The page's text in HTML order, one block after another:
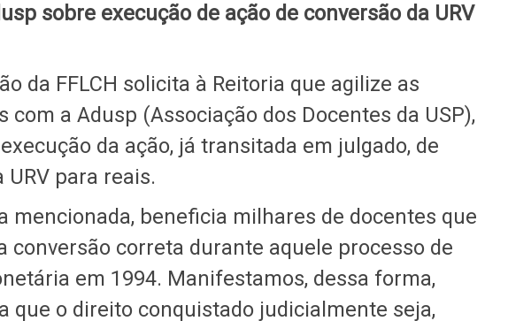
sobre execução de ação de conversão da URV
da FFLCH solicita à Reitoria que agilize as
com a Adusp (Associação dos Docentes da USP),
da ação, já transitada em julgado, de
URV para reais.
mencionada, beneficia milhares de docentes que
conversão correta durante aquele processo de
em 1994. Manifestamos, dessa forma,
que o direito conquistado judicialmente seja,